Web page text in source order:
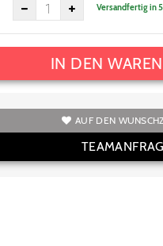
Versandfertig in
IN DEN
AUF DEN